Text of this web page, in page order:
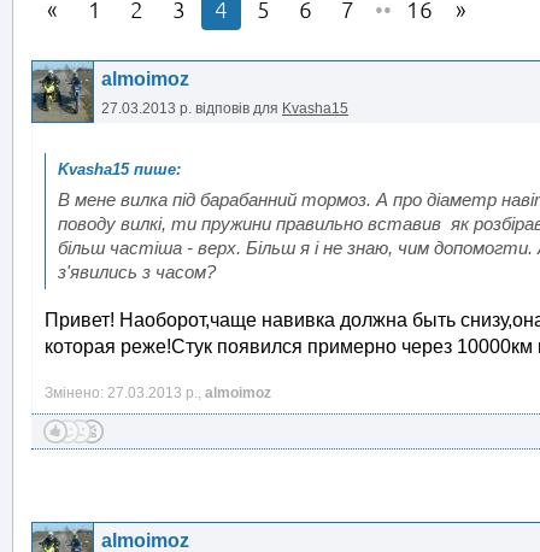
1 2 3 4 5 6 7 •• 16
almoimoz
27.03.2013 р. відповів для Kvasha15
В мене вилка під барабанний тормоз. А про діаметр
поводу вилкі, ти пружини правильно вставив як
більш частіша - верх. Більш я і не знаю, чим допомогти.
з'явились з часом?
Привет! Наоборот,чаще навивка должна быть
которая реже!Стук появился примерно через 10000км
Змінено: 27.03.2013 р., almoimoz
almoimoz